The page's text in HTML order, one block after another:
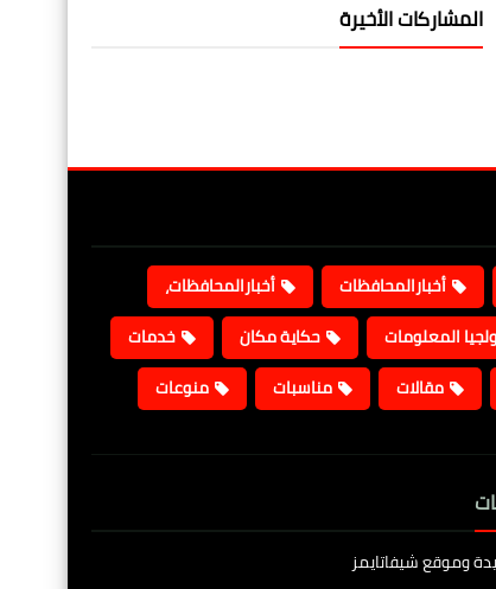
المشاركات الأخيرة
أخبارالمحافظات
أخبارالمحافظات،
المعلومات حكاية مكان
خدمات
مقالات مناسبات منوعات
وموقع شيفاتايمز